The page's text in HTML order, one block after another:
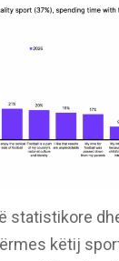
statistikore
këtij